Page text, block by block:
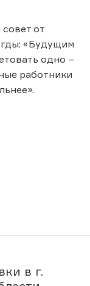
от
«Будущим
одно –
работники
в г.